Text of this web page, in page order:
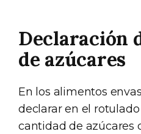
Declaración
de azúcares
En los alimentos
declarar en el
cantidad de azúcares